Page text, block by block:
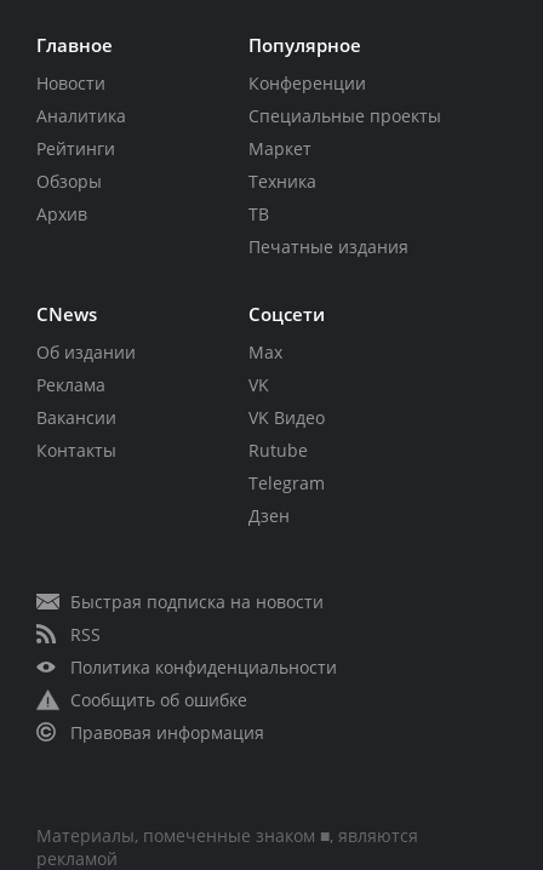
Главное
Новости
Аналитика
Рейтинги
Обзоры
Архив
Популярное
Конференции
Специальные проекты
Маркет
Техника
ТВ
Печатные издания
CNews
Об издании
Реклама
Вакансии
Контакты
Соцсети
Max
VK
VK Видео
Rutube
Telegram
Дзен
Быстрая подписка на новости
RSS
Политика конфиденциальности
Сообщить об ошибке
Правовая информация
Материалы, помеченные знаком ■, являются
рекламой